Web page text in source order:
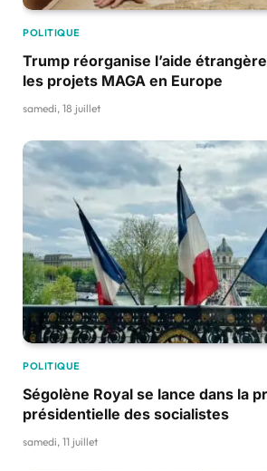
POLITIQUE
Trump réorganise l’aide
les projets MAGA en Europe
samedi, 18 juillet
POLITIQUE
Ségolène Royal se lance dans la
présidentielle des socialistes
samedi, 11 juillet